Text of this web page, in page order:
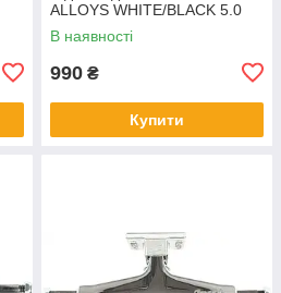
ALLOYS WHITE/BLACK 5.0
В наявності
990 ₴
Купити